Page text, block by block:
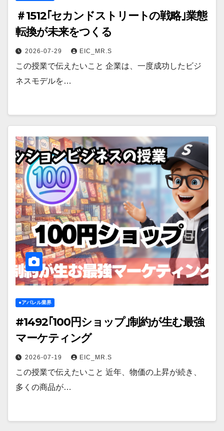
＃1512｢セカンドストリートの戦略｣業態
転換が未来をつくる
2026-07-29 EIC_MR.S
この授業で伝えたいこと 企業は、一度成功したビジ
ネスモデルを…
●アパレル業界
#1492｢100円ショップ｣制約が生む最強
マーケティング
2026-07-19 EIC_MR.S
この授業で伝えたいこと 近年、物価の上昇が続き、
多くの商品が…